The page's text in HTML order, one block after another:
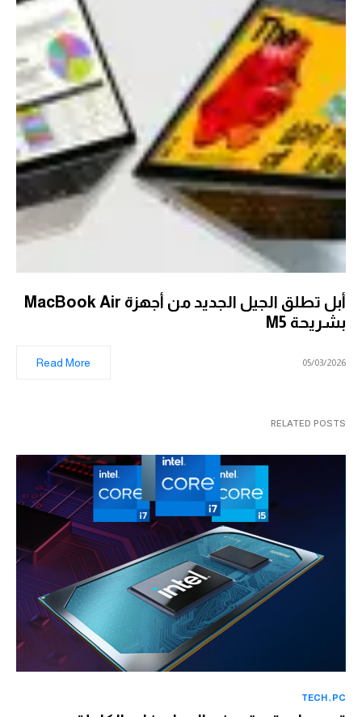
أبل تطلق الجيل الجديد من أجهزة MacBook Air
بشريحة M5
05/03/2026
Read More
RELATED POSTS
PC
TECH